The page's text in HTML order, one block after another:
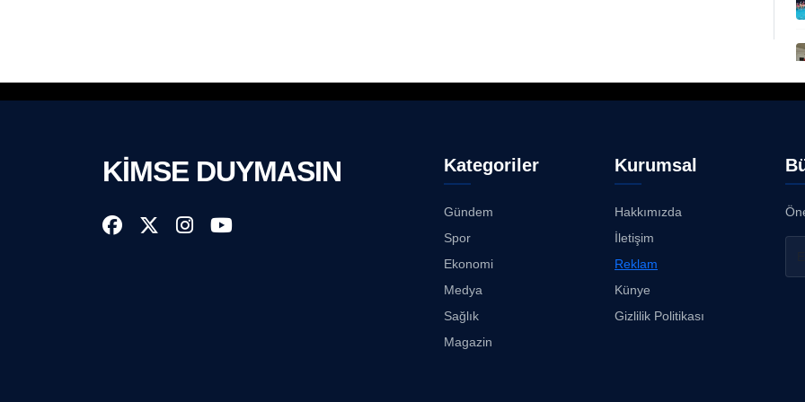
KİMSE DUYMASIN Kategoriler
Gündem
Spor
Ekonomi
Medya
Sağlık
Magazin
Kurumsal
Hakkımızda
İletişim
Reklam
Künye
Gizlilik Politikası